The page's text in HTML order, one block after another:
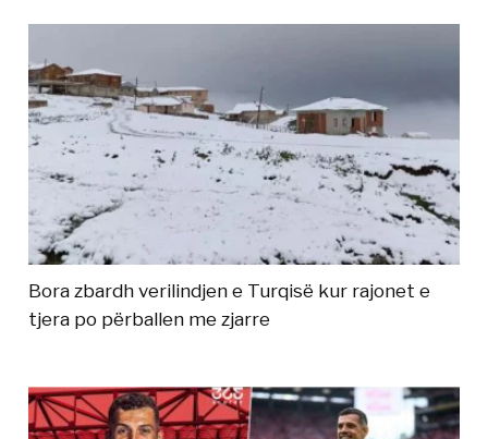
Bora zbardh verilindjen e Turqisë kur rajonet e
tjera po përballen me zjarre